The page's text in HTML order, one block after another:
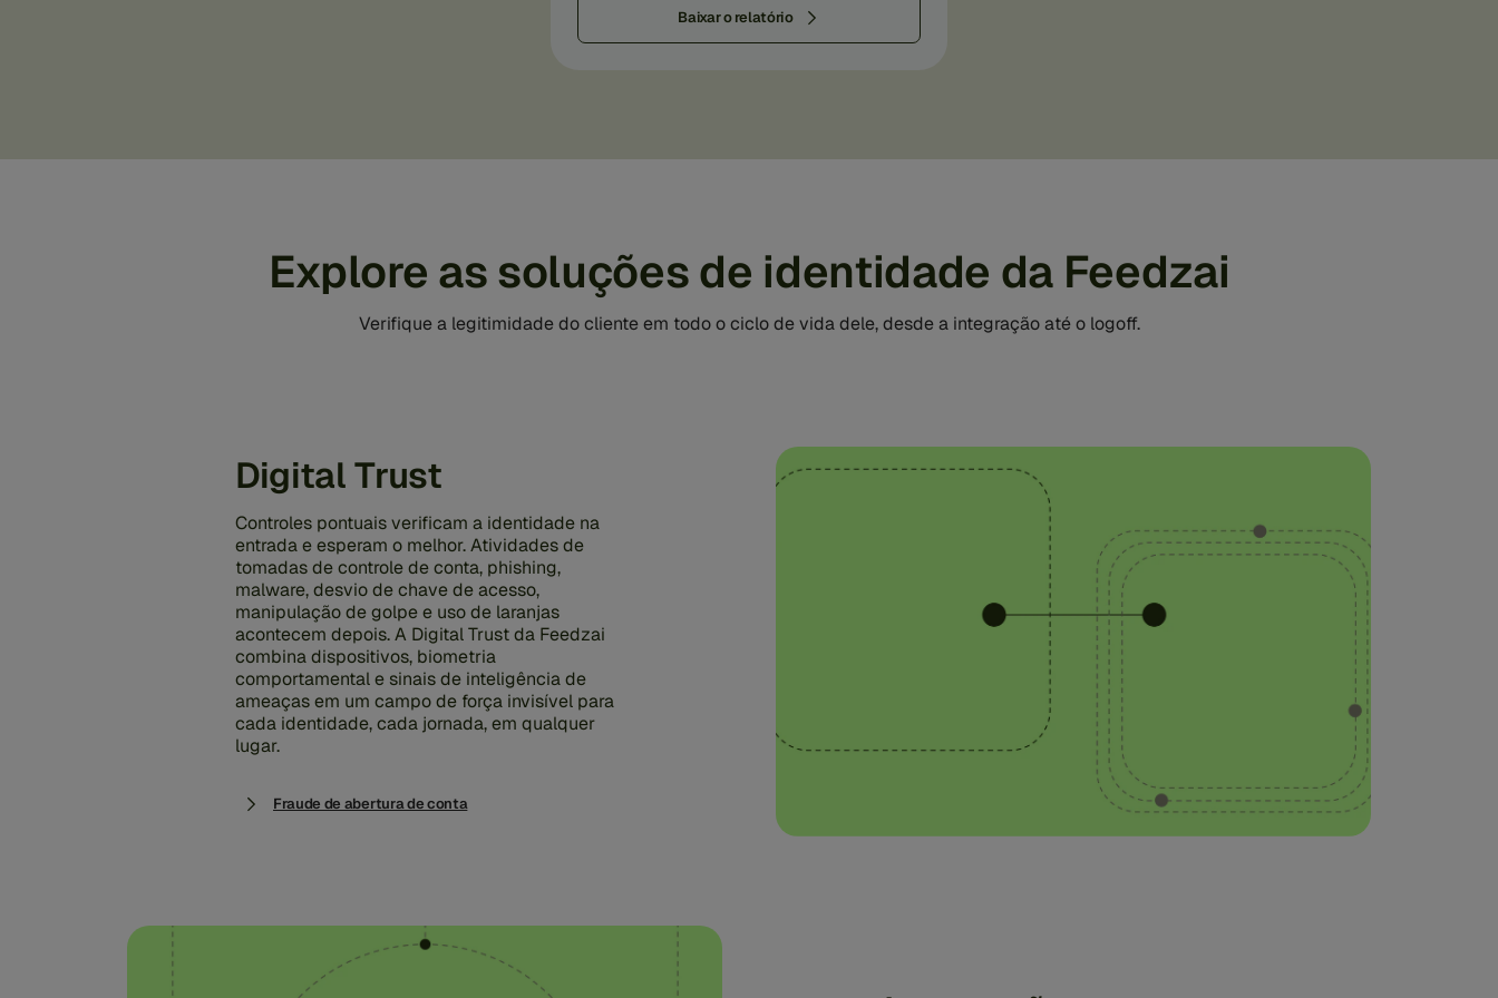
Baixar o relatório
Explore as soluções de identidade da Feedzai
Verifique a legitimidade do cliente em todo o ciclo de vida dele, desde a integração até o logoff.
Digital Trust
Controles pontuais verificam a identidade na
entrada e esperam o melhor. Atividades de
tomadas de controle de conta, phishing,
malware, desvio de chave de acesso,
manipulação de golpe e uso de laranjas
acontecem depois. A Digital Trust da Feedzai
combina dispositivos, biometria
comportamental e sinais de inteligência de
ameaças em um campo de força invisível para
cada identidade, cada jornada, em qualquer
lugar.
Fraude de abertura de conta